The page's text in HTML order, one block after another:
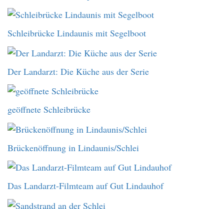
Schleibrücke Lindaunis mit Segelboot
Der Landarzt: Die Küche aus der Serie
geöffnete Schleibrücke
Brückenöffnung in Lindaunis/Schlei
Das Landarzt-Filmteam auf Gut Lindauhof